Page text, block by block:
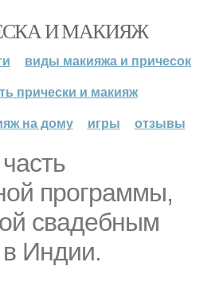
И МАКИЯЖ
виды макияжа и причесок
прически и макияж
на дому
игры отзывы
программы,
свадебным
Индии.